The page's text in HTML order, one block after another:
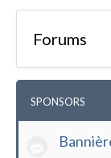
Forums
SPONSORS